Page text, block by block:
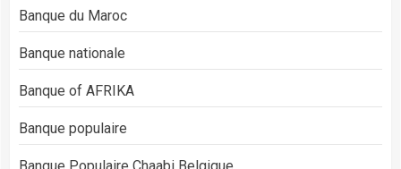
Banque du Maroc
Banque nationale
Banque of AFRIKA
Banque populaire